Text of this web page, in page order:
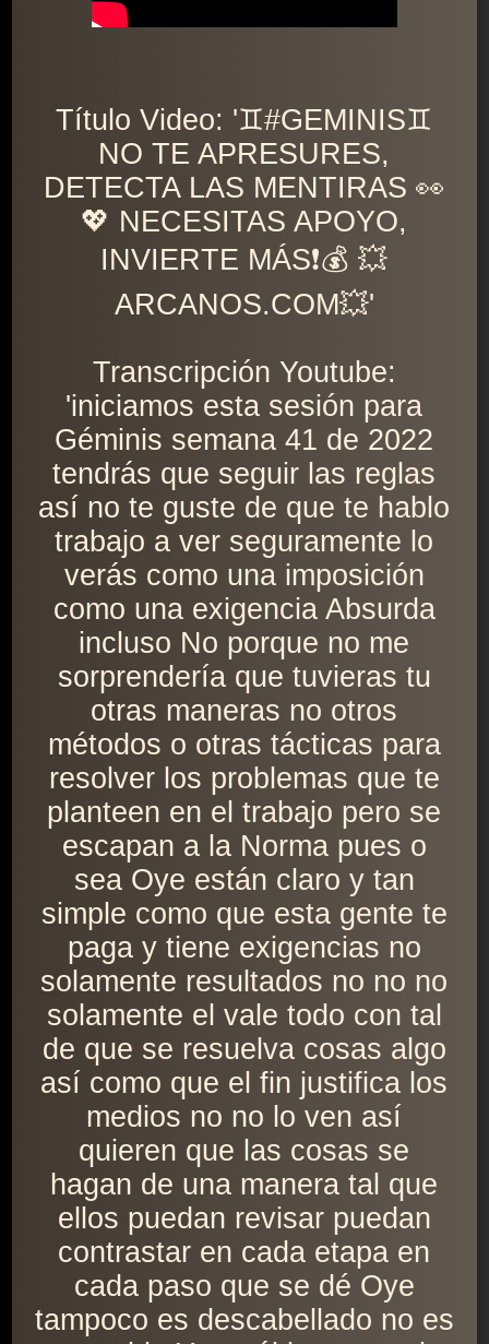
Título Video: '♊️#GEMINIS♊️
NO TE APRESURES,
DETECTA LAS MENTIRAS 👀
💖 NECESITAS APOYO,
INVIERTE MÁS❗️💰 💥
ARCANOS.COM💥'
Transcripción Youtube:
'iniciamos esta sesión para
Géminis semana 41 de 2022
tendrás que seguir las reglas
así no te guste de que te hablo
trabajo a ver seguramente lo
verás como una imposición
como una exigencia Absurda
incluso No porque no me
sorprendería que tuvieras tu
otras maneras no otros
métodos o otras tácticas para
resolver los problemas que te
planteen en el trabajo pero se
escapan a la Norma pues o
sea Oye están claro y tan
simple como que esta gente te
paga y tiene exigencias no
solamente resultados no no no
solamente el vale todo con tal
de que se resuelva cosas algo
así como que el fin justifica los
medios no no lo ven así
quieren que las cosas se
hagan de una manera tal que
ellos puedan revisar puedan
contrastar en cada etapa en
cada paso que se dé Oye
tampoco es descabellado no es